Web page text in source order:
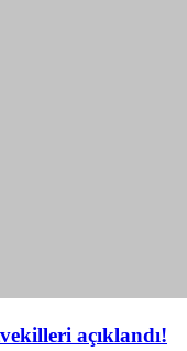
açıklandı!